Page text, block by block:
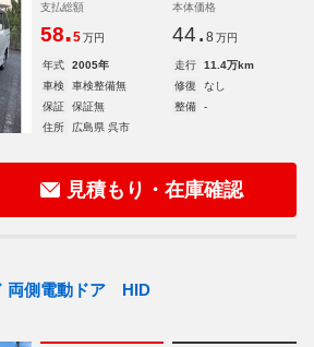
支払総額
58.5 万円
本体価格
44. 8 万円
年式 2005年 走行
11.4万km
車検
車検整備無 修復
なし
保証
保証無 整備
-
住所
広島県 呉市
見積もり・在庫確認
両側電動ドア HID